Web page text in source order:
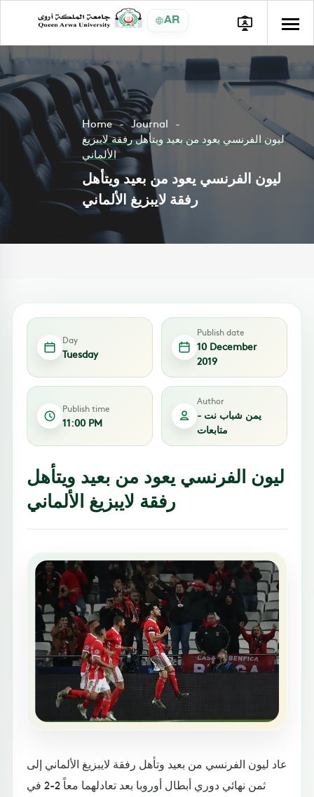
AR
Home
Journal
ليون الفرنسي يعود من بعيد ويتأهل رفقة لايبزيغ
الألماني
ليون الفرنسي يعود من بعيد ويتأهل
رفقة لايبزيغ الألماني
Day
Tuesday
Publish date
10 December
2019
Publish time
11:00 PM
Author
يمن شباب نت -
متابعات
ليون الفرنسي يعود من بعيد ويتأهل
رفقة لايبزيغ الألماني
عاد ليون الفرنسي من بعيد وتأهل رفقة لايبزيغ الألماني إلى
ثمن نهائي دوري أبطال أوروبا بعد تعادلهما معاً 2-2 في